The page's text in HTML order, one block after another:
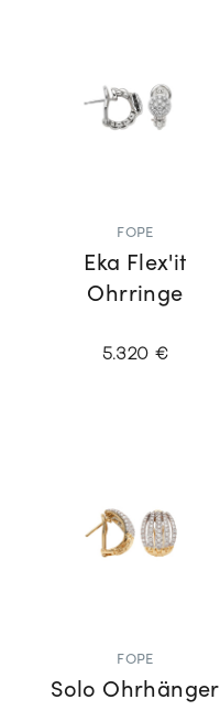
FOPE
Eka Flex'it
Ohrringe
5.320 €
FOPE
Solo Ohrhänger